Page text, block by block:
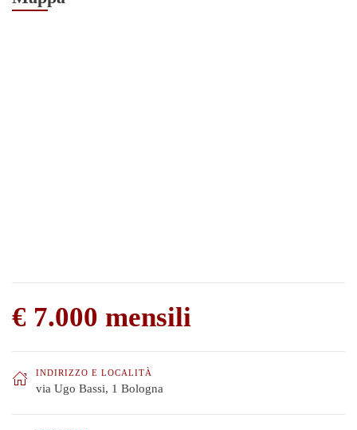
€ 7.000 mensili
INDIRIZZO E LOCALITÀ
via Ugo Bassi, 1 Bologna